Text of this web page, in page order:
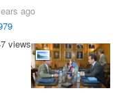
ago
views